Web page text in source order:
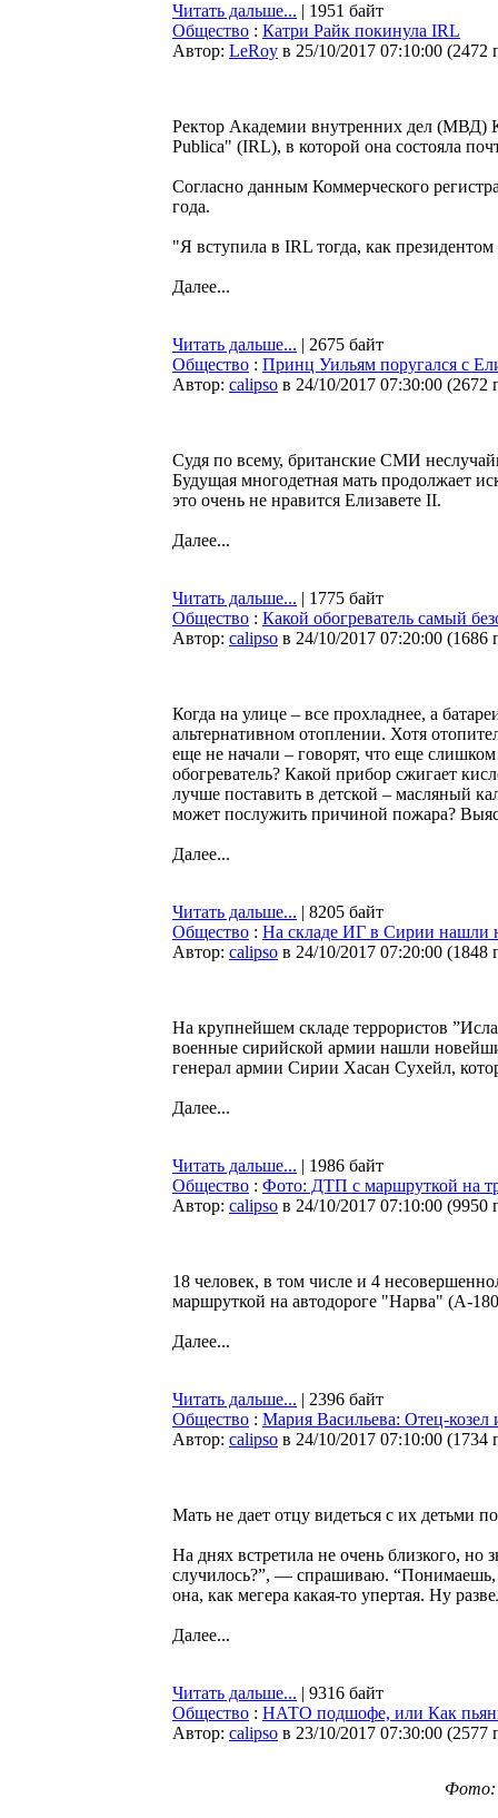
Читать дальше... | 1951 байт
Общество : Катри Райк покинула IRL
Автор: LeRoy в 25/10/2017 07:10:00 (2472
Ректор Академии внутренних дел (МВД)
Publica" (IRL), в которой она состояла
Согласно данным Коммерческого
года.
"Я вступила в IRL тогда, как
Далее...
Читать дальше... | 2675 байт
Общество : Принц Уильям поругался с
Автор: calipso в 24/10/2017 07:30:00 (2672
Судя по всему, британские СМИ
Будущая многодетная мать продолжает
это очень не нравится Елизавете II.
Далее...
Читать дальше... | 1775 байт
Общество : Какой обогреватель самый
Автор: calipso в 24/10/2017 07:20:00 (1686
Когда на улице – все прохладнее, а
альтернативном отоплении. Хотя
еще не начали – говорят, что еще
обогреватель? Какой прибор сжигает
лучше поставить в детской – масляный
может послужить причиной пожара?
Далее...
Читать дальше... | 8205 байт
Общество : На складе ИГ в Сирии
Автор: calipso в 24/10/2017 07:20:00 (1848
На крупнейшем складе террористов
военные сирийской армии нашли
генерал армии Сирии Хасан Сухейл,
Далее...
Читать дальше... | 1986 байт
Общество : Фото: ДТП с маршруткой на
Автор: calipso в 24/10/2017 07:10:00 (9950
18 человек, в том числе и 4
маршруткой на автодороге "Нарва" (А-
Далее...
Читать дальше... | 2396 байт
Общество : Мария Васильева: Отец-козел
Автор: calipso в 24/10/2017 07:10:00 (1734
Мать не дает отцу видеться с их детьми
На днях встретила не очень близкого, но
случилось?”, — спрашиваю. “Понимаешь,
она, как мегера какая-то упертая. Ну
Далее...
Читать дальше... | 9316 байт
Общество : НАТО подшофе, или Как
Автор: calipso в 23/10/2017 07:30:00 (2577
Фото: